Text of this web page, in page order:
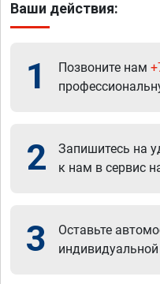
Ваши действия:
1 Позвоните нам
2
Запишитесь на
к нам в сервис
3
Оставьте